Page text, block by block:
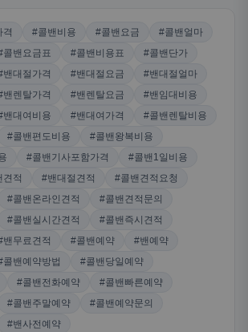
격 #콜밴비용 #콜밴요금
#콜밴얼마
콜밴요금표 #콜밴비용표
#콜밴단가
밴대절가격 #밴대절요금
#밴대절얼마
밴렌탈가격 #밴렌탈요금
#밴임대비용
밴대여비용 #밴대여가격
#콜밴렌탈비용
#콜밴편도비용
#콜밴왕복비용
#콜밴기사포함가격
#콜밴1일비용
견적 #밴대절견적
#콜밴견적요청
#콜밴온라인견적
#콜밴견적문의
#콜밴실시간견적
#콜밴즉시견적
밴무료견적 #콜밴예약
#밴예약
콜밴예약방법
#콜밴당일예약
#콜밴전화예약
#콜밴빠른예약
#콜밴주말예약
#콜밴예약문의
#밴사전예약